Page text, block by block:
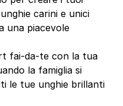
carini e unici
una piacevole
fai-da-te con la tua
la famiglia si
le tue unghie brillanti